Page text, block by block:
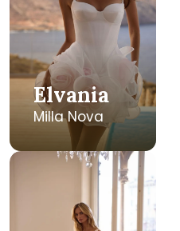
Elvania
Milla Nova